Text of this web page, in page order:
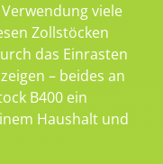
viele
Zollstöcken
das Einrasten
– beides an
B400 ein
Haushalt und